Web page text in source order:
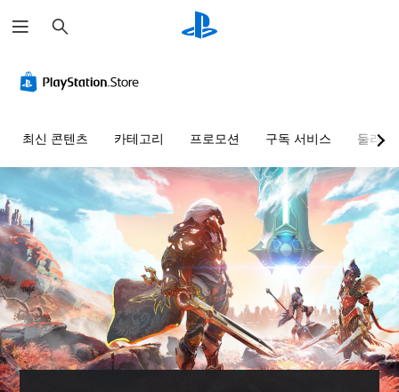
색
최신 콘텐츠 카테고리 프로모션 구독 서비스 둘러보